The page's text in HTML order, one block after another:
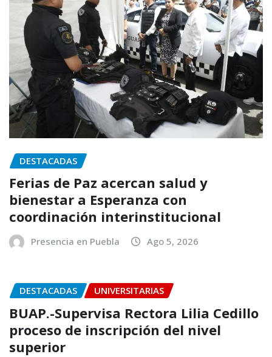
DESTACADAS
Ferias de Paz acercan salud y
bienestar a Esperanza con
coordinación interinstitucional
Presencia en Puebla Ago 5, 2026
DESTACADAS UNIVERSITARIAS
BUAP.-Supervisa Rectora Lilia Cedillo
proceso de inscripción del nivel
superior